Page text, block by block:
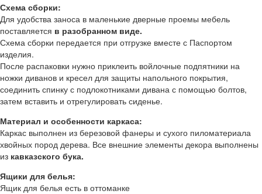
Схема сборки:
Для удобства заноса в маленькие дверные проемы мебель
поставляется в разобранном виде.
Схема сборки передается при отгрузке вместе с Паспортом
изделия.
После распаковки нужно приклеить войлочные подпятники на
ножки диванов и кресел для защиты напольного покрытия,
соединить спинку с подлокотниками дивана с помощью болтов,
затем вставить и отрегулировать сиденье.
Материал и особенности каркаса:
Каркас выполнен из березовой фанеры и сухого пиломатериала
хвойных пород дерева. Все внешние элементы декора выполнены
из кавказского бука.
Ящики для белья:
Ящик для белья есть в оттоманке